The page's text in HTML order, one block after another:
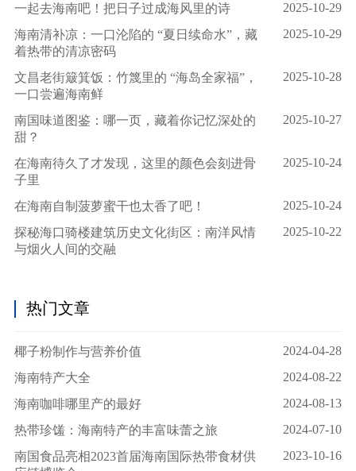
一起去海南吧！把日子过成海风里的诗
2025-10-29
海南清补凉：一口沦陷的 “夏日续命水”，藏
着热带的清凉密码
2025-10-29
文昌老街簸箕饭：竹篾里的 “海岛全家福”，
一口尝遍海南鲜
2025-10-28
南国味道图鉴：哪一页，藏着你记忆深处的
甜？
2025-10-27
在海南待久了才发现，这里的颜色会刻进骨
子里
2025-10-24
在海南自制菠萝蜜干也太香了吧！
2025-10-24
探秘海口骑楼建筑历史文化街区：南洋风情
与烟火人间的交融
2025-10-22
热门文章
椰子粉制作与营养价值
2024-04-28
海南特产大全
2024-08-22
海南咖啡哪里产的最好
2024-08-13
热带珍馐：海南特产的丰富味蕾之旅
2024-07-10
南国食品亮相2023首届海南国际热带食材供
2023-10-16